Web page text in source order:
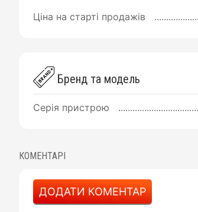
Ціна на старті продажів
Бренд та модель
Серія пристрою
КОМЕНТАРІ
ДОДАТИ КОМЕНТАР